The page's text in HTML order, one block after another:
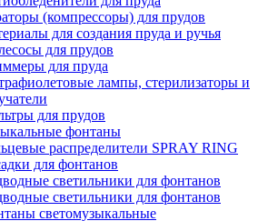
(компрессоры) для прудов
для создания пруда и ручья
для прудов
для пруда
лампы, стерилизаторы и
для прудов
фонтаны
распределители SPRAY RING
для фонтанов
светильники для фонтанов
светильники для фонтанов
светомузыкальные